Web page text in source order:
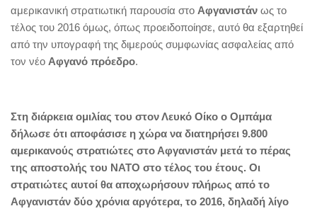
αμερικανική στρατιωτική παρουσία στο Αφγανιστάν ως το
τέλος του 2016 όμως, όπως προειδοποίησε, αυτό θα εξαρτηθεί
από την υπογραφή της διμερούς συμφωνίας ασφαλείας από
τον νέο Αφγανό πρόεδρο.
Στη διάρκεια ομιλίας του στον Λευκό Οίκο ο Ομπάμα
δήλωσε ότι αποφάσισε η χώρα να διατηρήσει 9.800
αμερικανούς στρατιώτες στο Αφγανιστάν μετά το πέρας
της αποστολής του ΝΑΤΟ στο τέλος του έτους. Οι
στρατιώτες αυτοί θα αποχωρήσουν πλήρως από το
Αφγανιστάν δύο χρόνια αργότερα, το 2016, δηλαδή λίγο